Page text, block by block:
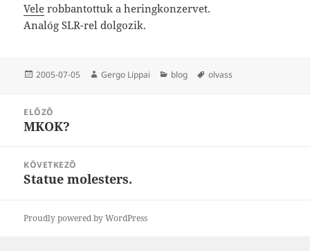
Vele robbantottuk a heringkonzervet.
Analóg SLR-rel dolgozik.
Közzétéve
2005-07-05 Szerző
Gergo Lippai Kategória
blog Címke
olvass
navigáció
ELŐZŐ
Korábbi
MKOK?
KÖVETKEZŐ
Következő
Statue molesters.
Proudly powered by WordPress